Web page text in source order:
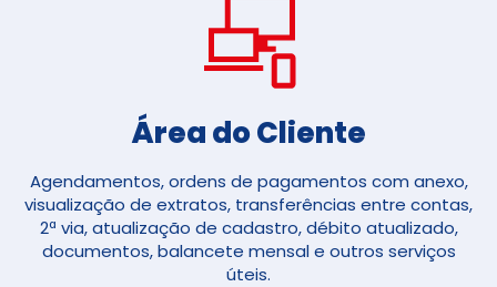
Área do Cliente
Agendamentos, ordens de pagamentos com anexo,
visualização de extratos, transferências entre contas,
2ª via, atualização de cadastro, débito atualizado,
documentos, balancete mensal e outros serviços
úteis.